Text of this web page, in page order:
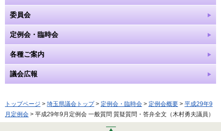
委員会
定例会・臨時会
各種ご案内
議会広報
トップページ > 埼玉県議会トップ> 定例会・臨時会 > 定例会概要 > 平成29年9
月定例会 > 平成29年9月定例会 一般質問 質疑質問・答弁全文（木村勇夫議員）